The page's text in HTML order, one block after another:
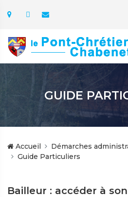
GUIDE
Accueil
Démarches
Guide Particuliers
Bailleur : accéder à